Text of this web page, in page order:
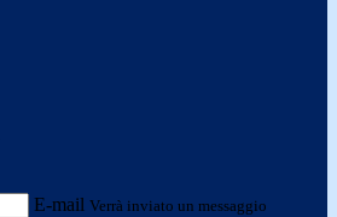
E-mail Verrà inviato un messaggio